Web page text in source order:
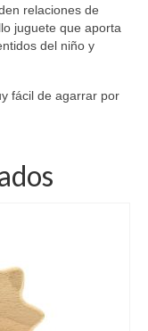
relaciones de
juguete que aporta
del niño y
fácil de agarrar por